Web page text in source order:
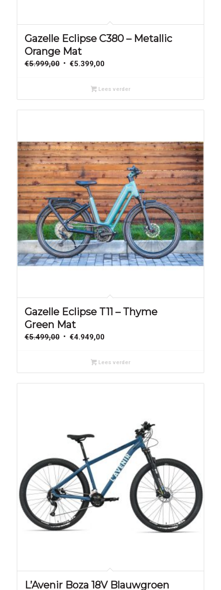
Gazelle Eclipse C380 – Metallic
Orange Mat
€5.999,00 Oorspronkelijke
€5.999,00.
€5.399,00Huidige
is:
€5.399,00.
Lees verder
Gazelle Eclipse T11 – Thyme
Green Mat
€5.499,00 Oorspronkelijke
€5.499,00.
€4.949,00Huidige
is:
€4.949,00.
Lees verder
L’Avenir Boza 18V Blauwgroen